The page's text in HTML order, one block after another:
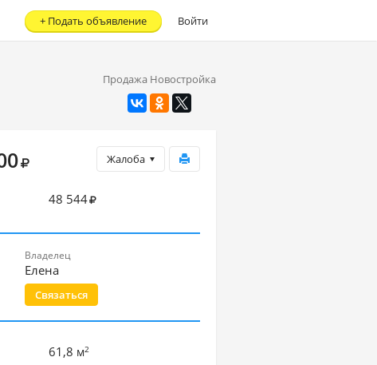
Войти
+ Подать объявление
Продажа Новостройка
Жалоба
48 544
Владелец
Елена
Связаться
61,8 м2